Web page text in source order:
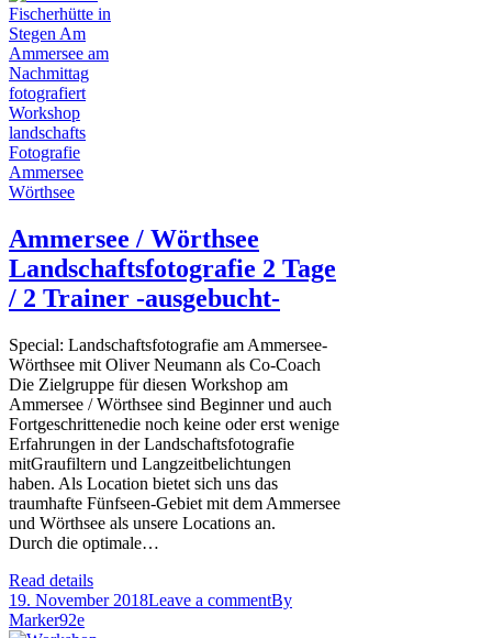
Ammersee / Wörthsee
Landschaftsfotografie 2 Tage
/ 2 Trainer -ausgebucht-
Special: Landschaftsfotografie am Ammersee-
Wörthsee mit Oliver Neumann als Co-Coach
Die Zielgruppe für diesen Workshop am
Ammersee / Wörthsee sind Beginner und auch
Fortgeschrittenedie noch keine oder erst wenige
Erfahrungen in der Landschaftsfotografie
mitGraufiltern und Langzeitbelichtungen
haben. Als Location bietet sich uns das
traumhafte Fünfseen-Gebiet mit dem Ammersee
und Wörthsee als unsere Locations an.
Durch die optimale…
Read details
19. November 2018Leave a commentBy
Marker92e